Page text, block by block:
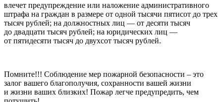
влечет предупреждение или наложение административного
штрафа на граждан в размере от одной тысячи пятисот до трех
тысяч рублей; на должностных лиц — от десяти тысяч
до двадцати тысяч рублей; на юридических лиц —
от пятидесяти тысяч до двухсот тысяч рублей.
Помните!!! Соблюдение мер пожарной безопасности – это
залог вашего благополучия, сохранности вашей жизни
и жизни ваших близких! Пожар легче предупредить, чем